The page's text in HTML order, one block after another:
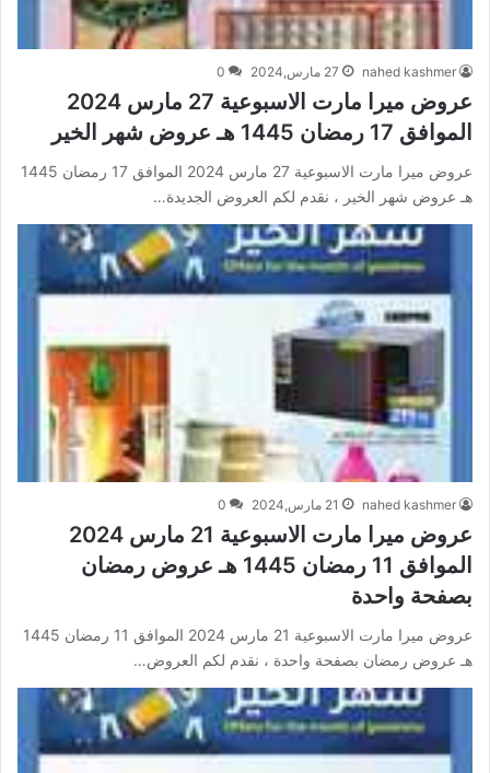
nahed kashmer 27 مارس,2024 0
عروض ميرا مارت الاسبوعية 27 مارس 2024
الموافق 17 رمضان 1445 هـ عروض شهر الخير
عروض ميرا مارت الاسبوعية 27 مارس 2024 الموافق 17 رمضان 1445
هـ عروض شهر الخير ، نقدم لكم العروض الجديدة…
nahed kashmer 21 مارس,2024 0
عروض ميرا مارت الاسبوعية 21 مارس 2024
الموافق 11 رمضان 1445 هـ عروض رمضان
بصفحة واحدة
عروض ميرا مارت الاسبوعية 21 مارس 2024 الموافق 11 رمضان 1445
هـ عروض رمضان بصفحة واحدة ، نقدم لكم العروض…